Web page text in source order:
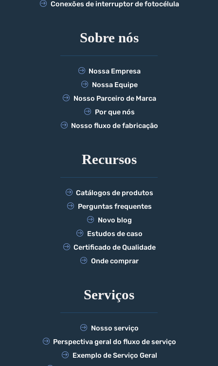
Conexões de interruptor de fotocélula
Sobre nós
Nossa Empresa
Nossa Equipe
Nosso Parceiro de Marca
Por que nós
Nosso fluxo de fabricação
Recursos
Catálogos de produtos
Perguntas frequentes
Novo blog
Estudos de caso
Certificado de Qualidade
Onde comprar
Serviços
Nosso serviço
Perspectiva geral do fluxo de serviço
Exemplo de Serviço Geral